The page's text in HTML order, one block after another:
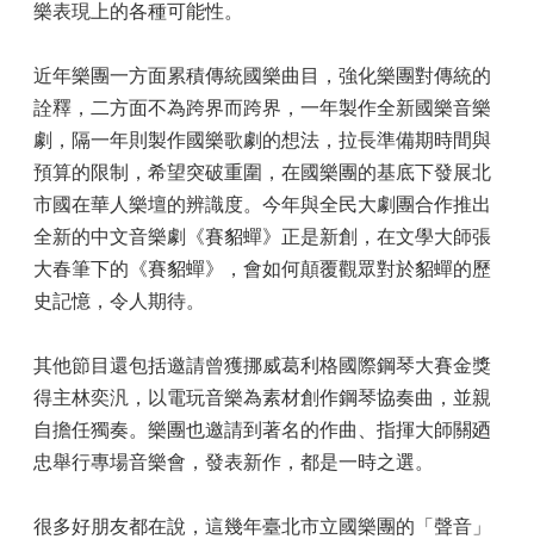
樂表現上的各種可能性。
近年樂團一方面累積傳統國樂曲目，強化樂團對傳統的
詮釋，二方面不為跨界而跨界，一年製作全新國樂音樂
劇，隔一年則製作國樂歌劇的想法，拉長準備期時間與
預算的限制，希望突破重圍，在國樂團的基底下發展北
市國在華人樂壇的辨識度。今年與全民大劇團合作推出
全新的中文音樂劇《賽貂蟬》正是新創，在文學大師張
大春筆下的《賽貂蟬》，會如何顛覆觀眾對於貂蟬的歷
史記憶，令人期待。
其他節目還包括邀請曾獲挪威葛利格國際鋼琴大賽金獎
得主林奕汎，以電玩音樂為素材創作鋼琴協奏曲，並親
自擔任獨奏。樂團也邀請到著名的作曲、指揮大師關廼
忠舉行專場音樂會，發表新作，都是一時之選。
很多好朋友都在說，這幾年臺北市立國樂團的「聲音」